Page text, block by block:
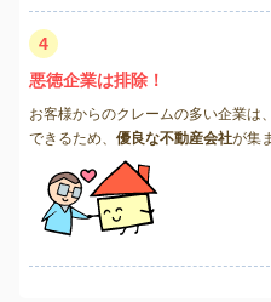
4
悪徳企業は排除！
お客様からのクレームの多い企業は
できるため、 優良な不動産会社が集